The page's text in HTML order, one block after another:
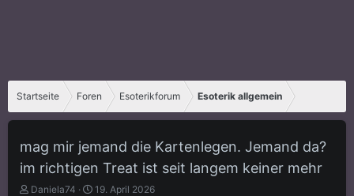
Startseite Foren Esoterikforum Esoterik allgemein
mag mir jemand die Kartenlegen. Jemand da?
im richtigen Treat ist seit langem keiner mehr
E
Daniela74
E19. April 2026